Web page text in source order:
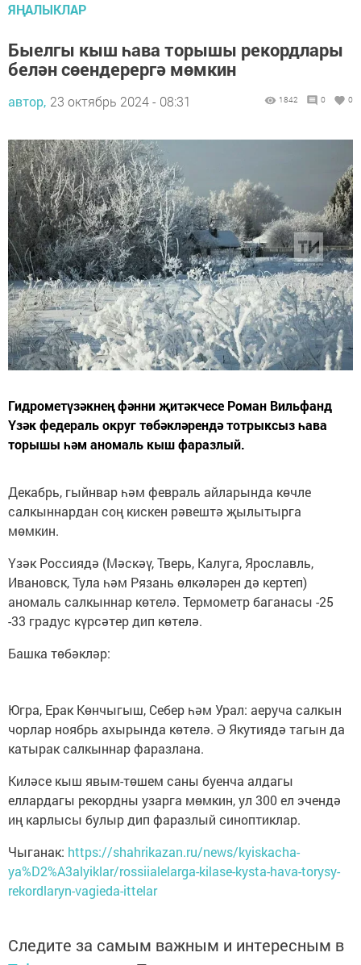
ЯҢАЛЫКЛАР
Быелгы кыш һава торышы рекордлары
белән сөендерергә мөмкин
автор, 23 октябрь 2024 - 08:31 1842 0 0
Гидрометүзәкнең фәнни җитәкчесе Роман Вильфанд
Үзәк федераль округ төбәкләрендә тотрыксыз һава
торышы һәм аномаль кыш фаразлый.
Декабрь, гыйнвар һәм февраль айларында көчле
салкыннардан соң кискен рәвештә җылытырга
мөмкин.
Үзәк Россиядә (Мәскәү, Тверь, Калуга, Ярославль,
Ивановск, Тула һәм Рязань өлкәләрен дә кертеп)
аномаль салкыннар көтелә. Термометр баганасы -25
-33 градус күрсәтер дип көтелә.
Башка төбәкләр:
Югра, Ерак Көнчыгыш, Себер һәм Урал: аеруча салкын
чорлар ноябрь ахырында көтелә. Ә Якутиядә тагын да
катырак салкыннар фаразлана.
Киләсе кыш явым-төшем саны буенча алдагы
еллардагы рекордны узарга мөмкин, ул 300 ел эчендә
иң карлысы булыр дип фаразлый синоптиклар.
Чыганак: https://shahrikazan.ru/news/kyiskacha-
ya%D2%A3alyiklar/rossiialelarga-kilase-kysta-hava-torysy-
rekordlaryn-vagieda-ittelar
Следите за самым важным и интересным в